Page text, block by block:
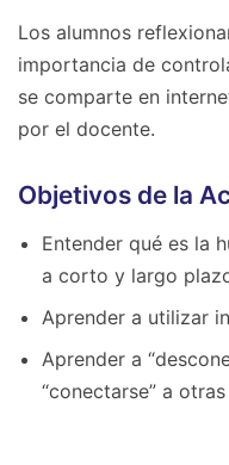
Los alumnos
importancia de
se comparte en
por el docente.
Objetivos de la
Entender qué es la
a corto y largo
Aprender a utilizar
Aprender a
“conectarse” a